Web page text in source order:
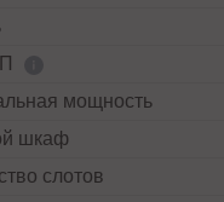
мощность
шкаф
слотов